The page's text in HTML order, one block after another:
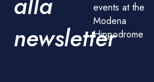
newsletter
events at the
Modena
Hippodrome